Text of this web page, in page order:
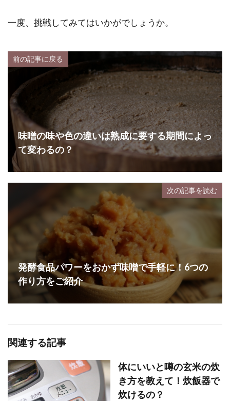
一度、挑戦してみてはいかがでしょうか。
前の記事に戻る
味噌の味や色の違いは熟成に要する期間によっ
て変わるの？
次の記事を読む
発酵食品パワーをおかず味噌で手軽に！6つの
作り方をご紹介
関連する記事
体にいいと噂の玄米の炊
き方を教えて！炊飯器で
炊けるの？